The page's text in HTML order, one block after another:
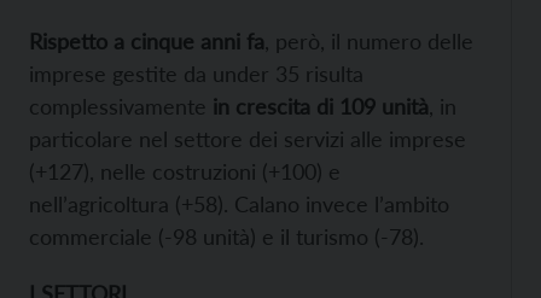
Rispetto a cinque anni fa , però, il numero delle
imprese gestite da under 35 risulta
complessivamente in crescita di 109 unità , in
particolare nel settore dei servizi alle imprese
(+127), nelle costruzioni (+100) e
nell’agricoltura (+58). Calano invece l’ambito
commerciale (-98 unità) e il turismo (-78).